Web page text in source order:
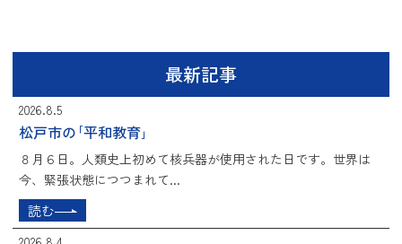
最新記事
2026.8.5
松戸市の｢平和教育｣
８月６日。人類史上初めて核兵器が使用された日です。世界は
今、緊張状態につつまれて...
読む